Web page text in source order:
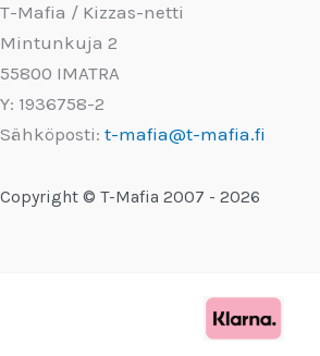
T-Mafia / Kizzas-netti
Mintunkuja 2
55800 IMATRA
Y: 1936758-2
Sähköposti: t-mafia@t-mafia.fi
Copyright © T-Mafia 2007 - 2026